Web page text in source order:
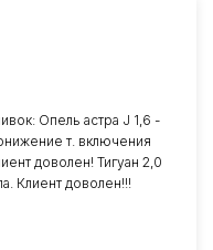
Опель астра J 1,6 -
т. включения
доволен! Тигуан 2,0
Клиент доволен!!!